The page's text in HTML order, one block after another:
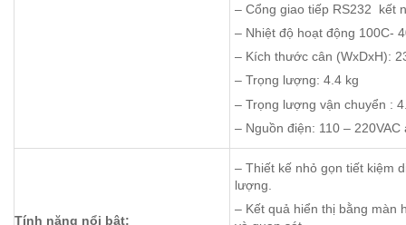
– Cổng giao tiếp RS232 kết
– Nhiệt độ hoạt động 100C-
– Kích thước cân (WxDxH):
– Trọng lượng: 4.4 kg
– Trọng lượng vận chuyển :
– Nguồn điện: 110 –
Tính năng nổi bật:
– Thiết kế nhỏ gọn tiết kiệm
lượng.
– Kết quả hiển thị bằng màn